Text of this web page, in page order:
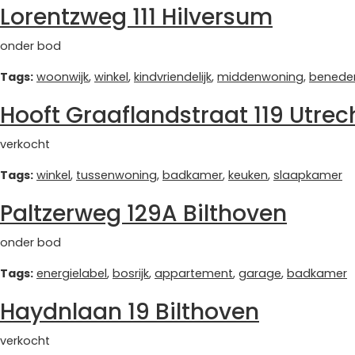
Lorentzweg 111 Hilversum
onder bod
Tags: woonwijk, winkel, kindvriendelijk, middenwoning,
Hooft Graaflandstraat 119
verkocht
Tags: winkel, tussenwoning, badkamer, keuken, slaapkamer
Paltzerweg 129A Bilthoven
onder bod
Tags: energielabel, bosrijk, appartement, garage, badkamer
Haydnlaan 19 Bilthoven
verkocht